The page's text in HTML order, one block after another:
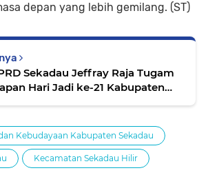
depan yang lebih gemilang. (ST)
Sekadau Jeffray Raja Tugam
Hari Jadi ke-21 Kabupaten
Kebudayaan Kabupaten Sekadau
Kecamatan Sekadau Hilir